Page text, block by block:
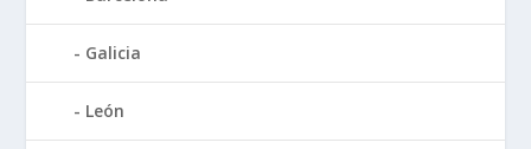
Galicia
León